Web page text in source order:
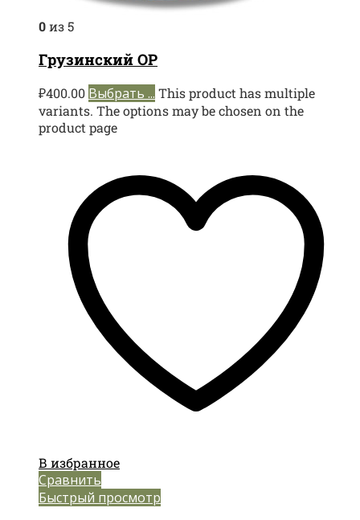
0из 5
Грузинский ОР
₽400.00 Выбрать ... This product has multiple
variants. The options may be chosen on the
product page
В избранное
Сравнить
Быстрый просмотр